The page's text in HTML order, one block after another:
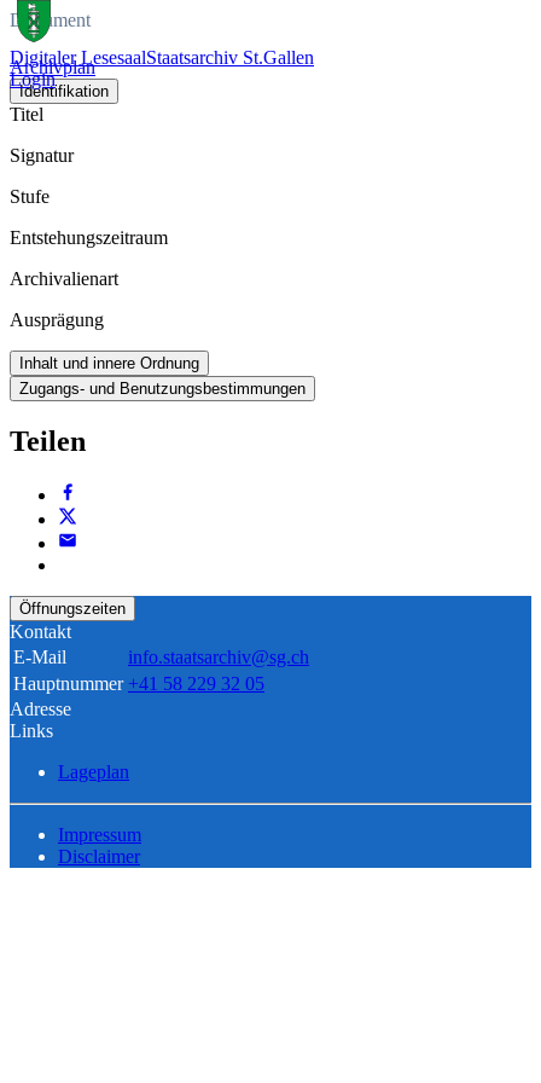
Digitaler LesesaalStaatsarchiv St.Gallen
Login
Dokument
Archivplan
Identifikation
Titel
Signatur
Stufe
Entstehungszeitraum
Archivalienart
Ausprägung
Inhalt und innere Ordnung
Zugangs- und Benutzungsbestimmungen
Teilen
Öffnungszeiten
Kontakt
E-Mail
info.staatsarchiv@sg.ch
Hauptnummer +41 58 229 32 05
Adresse
Links
Lageplan
Impressum
Disclaimer